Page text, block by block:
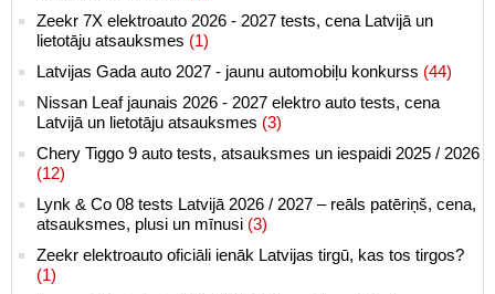
Zeekr 7X elektroauto 2026 - 2027 tests, cena Latvijā un
lietotāju atsauksmes (1)
Latvijas Gada auto 2027 - jaunu automobiļu konkurss (44)
Nissan Leaf jaunais 2026 - 2027 elektro auto tests, cena
Latvijā un lietotāju atsauksmes (3)
Chery Tiggo 9 auto tests, atsauksmes un iespaidi 2025 / 2026
(12)
Lynk & Co 08 tests Latvijā 2026 / 2027 – reāls patēriņš, cena,
atsauksmes, plusi un mīnusi (3)
Zeekr elektroauto oficiāli ienāk Latvijas tirgū, kas tos tirgos?
(1)